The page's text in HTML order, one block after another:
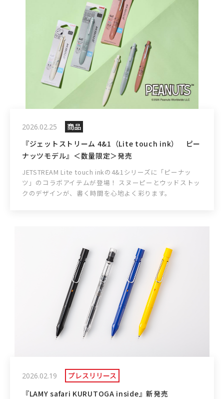
2026.02.25
商品
『ジェットストリーム 4&1（Lite touch ink） ピー
ナッツモデル』＜数量限定＞発売
JETSTREAM Lite touch inkの4&1シリーズに「ピーナッ
ツ」のコラボアイテムが登場！ スヌーピーとウッドストッ
クのデザインが、書く時間を心地よく彩ります。
2026.02.19
プレスリリース
『LAMY safari KURUTOGA inside』新発売